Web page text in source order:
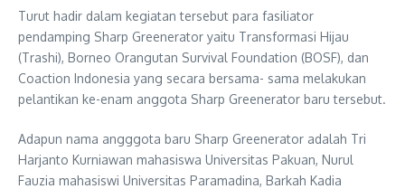
Turut hadir dalam kegiatan tersebut para fasiliator
pendamping Sharp Greenerator yaitu Transformasi Hijau
(Trashi), Borneo Orangutan Survival Foundation (BOSF), dan
Coaction Indonesia yang secara bersama- sama melakukan
pelantikan ke-enam anggota Sharp Greenerator baru tersebut.
Adapun nama angggota baru Sharp Greenerator adalah Tri
Harjanto Kurniawan mahasiswa Universitas Pakuan, Nurul
Fauzia mahasiswi Universitas Paramadina, Barkah Kadia